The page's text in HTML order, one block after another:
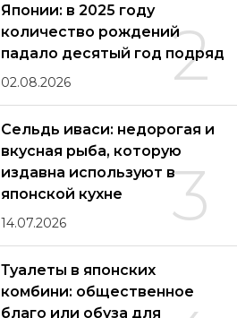
2
Японии: в 2025 году
количество рождений
падало десятый год подряд
02.08.2026
3
Сельдь иваси: недорогая и
вкусная рыба, которую
издавна используют в
японской кухне
14.07.2026
Туалеты в японских
комбини: общественное
благо или обуза для